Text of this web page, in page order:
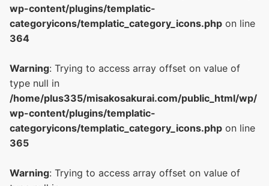
wp-content/plugins/templatic-
categoryicons/templatic_category_icons.php on line
364
Warning: Trying to access array offset on value of
type null in
/home/plus335/misakosakurai.com/public_html/wp/
wp-content/plugins/templatic-
categoryicons/templatic_category_icons.php on line
365
Warning: Trying to access array offset on value of